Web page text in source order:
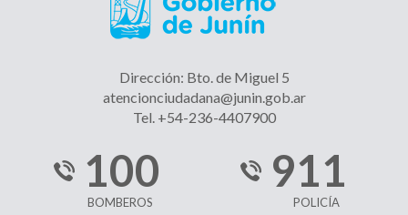
Dirección: Bto. de Miguel 5
atencionciudadana@junin.gob.ar
Tel. +54-236-4407900
100
BOMBEROS
911
POLICÍA